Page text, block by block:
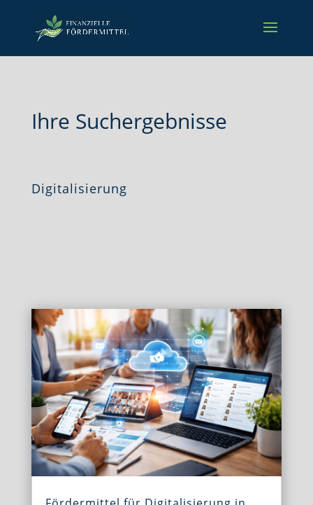
Ihre Suchergebnisse
Digitalisierung